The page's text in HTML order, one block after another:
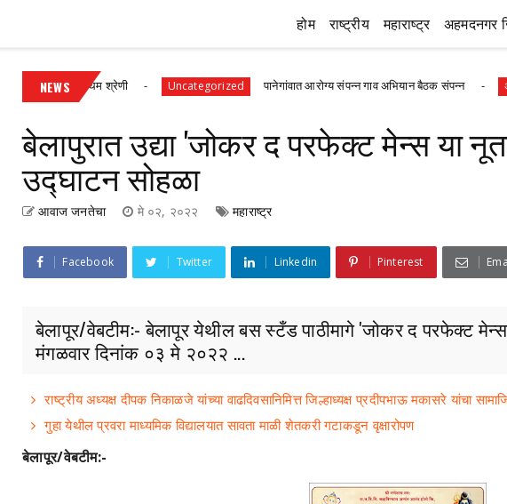
होम राष्ट्रीय महाराष्ट्र अहमदनगर
NEWS
प्रथम श्रेणी Uncategorized पानेगांवात आरोग्य संपन्न गाव अभियान बैठक संपन्न अहमदनगर
बेलापुरात उद्या 'जोकर द परफेक्ट मेन्स या
उद्घाटन सोहळा
आवाज जनतेचा मे ०२, २०२२ महाराष्ट्र
Facebook Twitter Linkedin Pinterest
बेलापूर/वेबटीम:- बेलापूर येथील बस स्टँड पाठीमागे 'जोकर द परफेक्ट
मंगळवार दिनांक ०३ मे २०२२ ...
राष्ट्रीय अध्यक्ष दीपक निकाळजे यांच्या वाढदिवसानिमित्त जिल्हाध्यक्ष प्रदीपभाऊ मकासरे यांचा
गुहा येथील प्रवरा माध्यमिक विद्यालयात सावता माळी शेतकरी गटाकडून वृक्षारोपण
बेलापूर/वेबटीम:-